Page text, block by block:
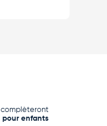
pour enfants